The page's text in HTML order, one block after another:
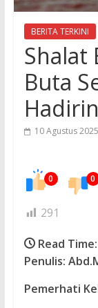
BERITA TERKINI
Shalat
Buta
10 Agustus 2025
0 0
291
Read Time:
Penulis:
Pemerhati